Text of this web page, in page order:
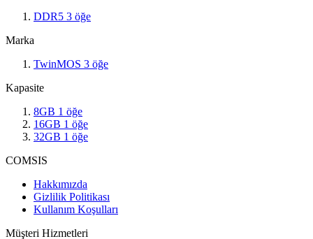
DDR5 3 öğe
Marka
TwinMOS 3 öğe
Kapasite
8GB 1 öğe
16GB 1 öğe
32GB 1 öğe
COMSIS
Hakkımızda
Gizlilik Politikası
Kullanım Koşulları
Müşteri Hizmetleri